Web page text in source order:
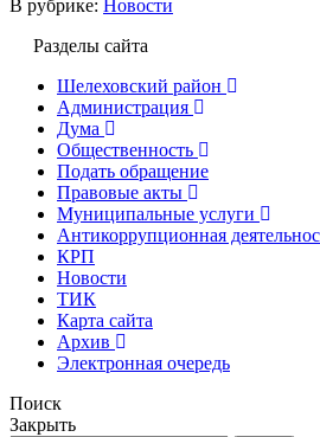
В рубрике: Новости
Разделы сайта
Шелеховский район
Администрация
Дума
Общественность
Подать обращение
Правовые акты
Муниципальные услуги
Антикоррупционная
КРП
Новости
ТИК
Карта сайта
Архив
Электронная очередь
Поиск
Закрыть